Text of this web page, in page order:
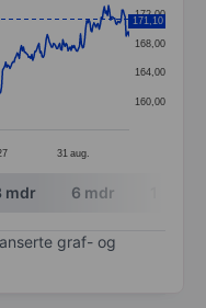
categories.
values. Data ranges
31 aug.
160,00
164,00
168,00
172,00
171,10
mdr 6 mdr
graf- og